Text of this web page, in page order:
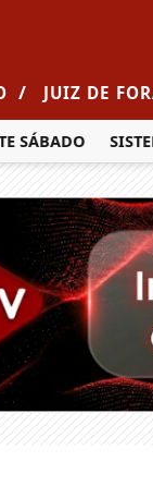
/ JUIZ DE